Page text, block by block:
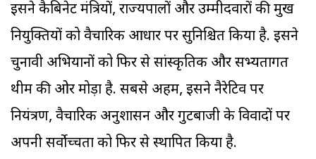
इसने कैबिनेट मंत्रियों, राज्यपालों और उम्मीदवारों की प्रमुख
नियुक्तियों को वैचारिक आधार पर सुनिश्चित किया है. इसने
चुनावी अभियानों को फिर से सांस्कृतिक और सभ्यतागत
थीम की ओर मोड़ा है. सबसे अहम, इसने नैरेटिव पर
नियंत्रण, वैचारिक अनुशासन और गुटबाजी के विवादों पर
अपनी सर्वोच्चता को फिर से स्थापित किया है.